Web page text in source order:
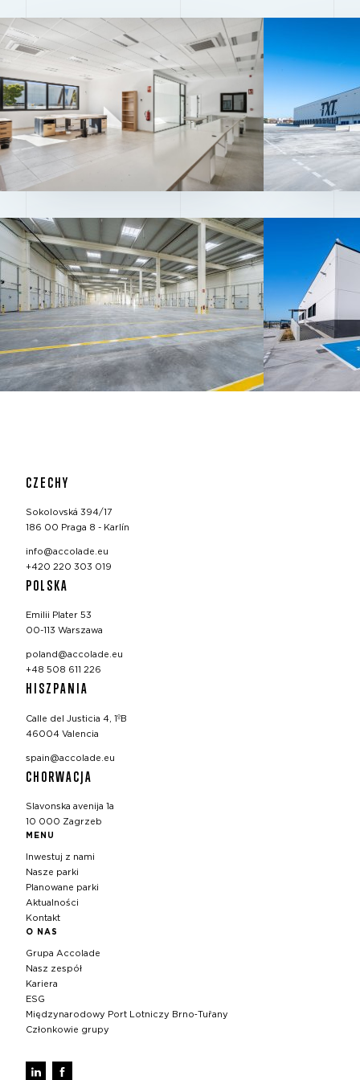
CZECHY
Sokolovská 394/17
186 00 Praga 8 - Karlín
info@accolade.eu
+420 220 303 019
POLSKA
Emilii Plater 53
00-113 Warszawa
poland@accolade.eu
+48 508 611 226
HISZPANIA
Calle del Justicia 4, 1ºB
46004 Valencia
spain@accolade.eu
CHORWACJA
Slavonska avenija 1a
10 000 Zagrzeb
MENU
Inwestuj z nami
Nasze parki
Planowane parki
Aktualności
Kontakt
O NAS
Grupa Accolade
Nasz zespół
Kariera
ESG
Międzynarodowy Port Lotniczy Brno‑Tuřany
Członkowie grupy